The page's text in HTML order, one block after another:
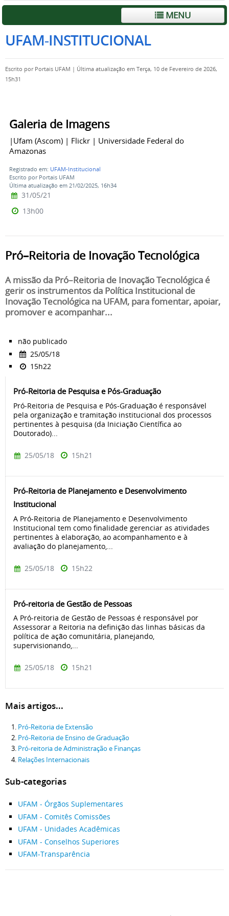
MENU
UFAM-INSTITUCIONAL
Escrito por Portais UFAM | Última atualização em Terça, 10 de Fevereiro de 2026,
15h31
Galeria de Imagens
|Ufam (Ascom) | Flickr | Universidade Federal do
Amazonas
Registrado em: UFAM-Institucional
Escrito por Portais UFAM
Última atualização em 21/02/2025, 16h34
31/05/21
13h00
Pró–Reitoria de Inovação Tecnológica
A missão da Pró–Reitoria de Inovação Tecnológica é
gerir os instrumentos da Política Institucional de
Inovação Tecnológica na UFAM, para fomentar, apoiar,
promover e acompanhar...
não publicado
25/05/18
15h22
Pró-Reitoria de Pesquisa e Pós-Graduação
Pró-Reitoria de Pesquisa e Pós-Graduação é responsável
pela organização e tramitação institucional dos processos
pertinentes à pesquisa (da Iniciação Científica ao
Doutorado)...
25/05/18 15h21
Pró-Reitoria de Planejamento e Desenvolvimento
Institucional
A Pró-Reitoria de Planejamento e Desenvolvimento
Institucional tem como finalidade gerenciar as atividades
pertinentes à elaboração, ao acompanhamento e à
avaliação do planejamento,...
25/05/18 15h22
Pró-reitoria de Gestão de Pessoas
A Pró-reitoria de Gestão de Pessoas é responsável por
Assessorar a Reitoria na definição das linhas básicas da
política de ação comunitária, planejando,
supervisionando,...
25/05/18 15h21
Mais artigos...
Pró-Reitoria de Extensão
Pró-Reitoria de Ensino de Graduação
Pró-reitoria de Administração e Finanças
Relações Internacionais
Sub-categorias
UFAM - Órgãos Suplementares
UFAM - Comitês Comissões
UFAM - Unidades Acadêmicas
UFAM - Conselhos Superiores
UFAM-Transparência